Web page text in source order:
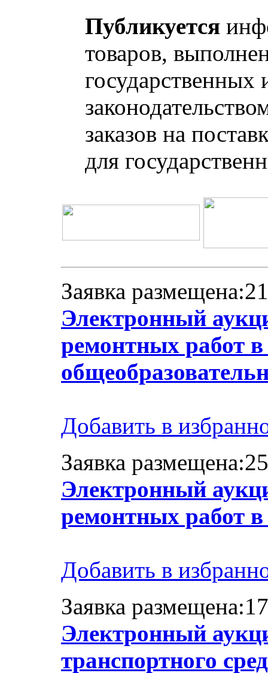
Публикуется
товаров,
заказов на
для
Заявка
Электронный
ремонтных работ
Добавить в
Заявка
Электронный
ремонтных
Добавить в
Заявка
Электронный
транспортного